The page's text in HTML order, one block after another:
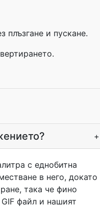
плъзгане и пускане.
+
с еднобитна
в него, докато
така че фино
файл и нашият